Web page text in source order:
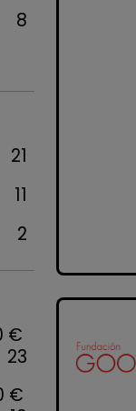
8
21
11
2
€
23
€